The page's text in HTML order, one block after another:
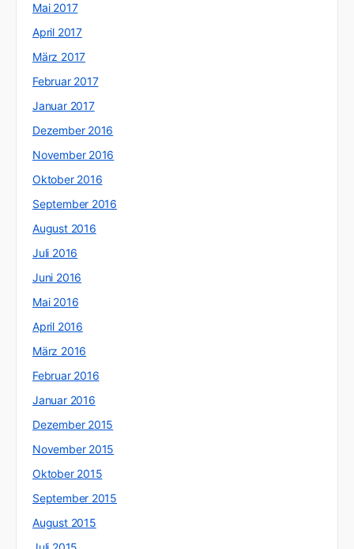
Mai 2017
April 2017
März 2017
Februar 2017
Januar 2017
Dezember 2016
November 2016
Oktober 2016
September 2016
August 2016
Juli 2016
Juni 2016
Mai 2016
April 2016
März 2016
Februar 2016
Januar 2016
Dezember 2015
November 2015
Oktober 2015
September 2015
August 2015